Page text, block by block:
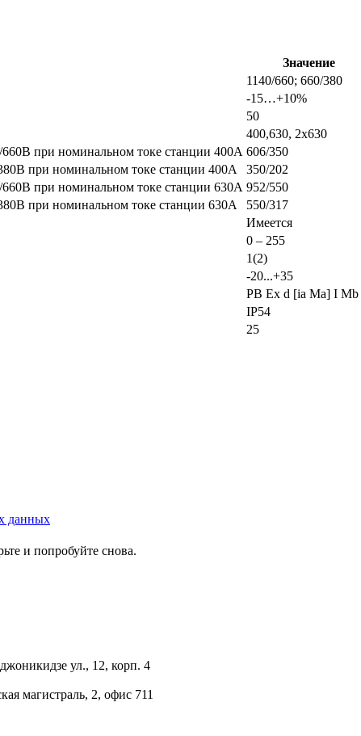
Значение
1140/660; 660/380
-15…+10%
50
400,630, 2х630
при номинальном токе станции 400А 606/350
при номинальном токе станции 400А
350/202
при номинальном токе станции 630А 952/550
при номинальном токе станции 630А
550/317
Имеется
0 – 255
1(2)
-20...+35
РВ Ех d [ia Ma] I
IР54
25
данных
и попробуйте снова.
ул., 12, корп. 4
магистраль, 2, офис 711